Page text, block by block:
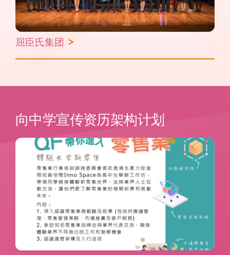
屈臣氏集团
向中学宣传资历架构计划